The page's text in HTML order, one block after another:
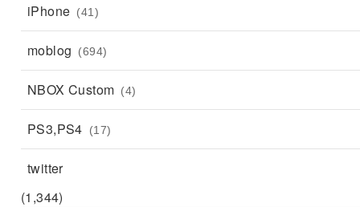
iPhone (41)
moblog (694)
NBOX Custom (4)
PS3,PS4 (17)
twitter
(1,344)